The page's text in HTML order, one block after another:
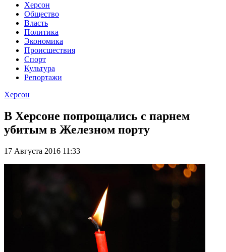
Херсон
Общество
Власть
Политика
Экономика
Происшествия
Спорт
Культура
Репортажи
Херсон
В Херсоне попрощались с парнем
убитым в Железном порту
17 Августа 2016 11:33